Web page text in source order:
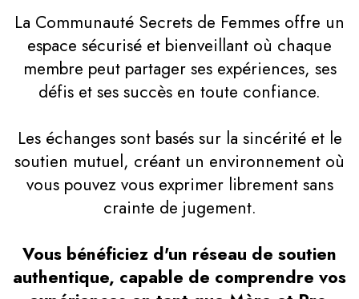
La Communauté Secrets de Femmes offre un
espace sécurisé et bienveillant où chaque
membre peut partager ses expériences, ses
défis et ses succès en toute confiance.
Les échanges sont basés sur la sincérité et le
soutien mutuel, créant un environnement où
vous pouvez vous exprimer librement sans
crainte de jugement.
Vous bénéficiez d'un réseau de soutien
authentique, capable de comprendre vos